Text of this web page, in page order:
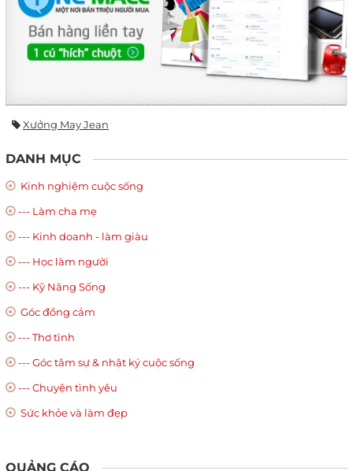
Xưởng May Jean
DANH MỤC
Kinh nghiệm cuộc sống
--- Làm cha mẹ
--- Kinh doanh - làm giàu
--- Học làm người
--- Kỹ Năng Sống
Góc đồng cảm
--- Thơ tình
--- Góc tâm sự & nhật ký cuộc sống
--- Chuyện tình yêu
Sức khỏe và làm đẹp
QUẢNG CÁO